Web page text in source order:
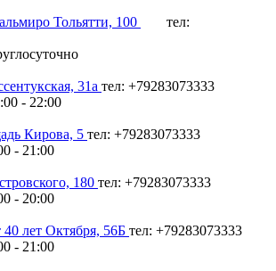
Тольятти, 100
тел:
31а тел: +79283073333
- 22:00
Кирова, 5 тел: +79283073333
- 21:00
180 тел: +79283073333
- 20:00
40 лет Октября, 56Б тел: +79283073333
- 21:00